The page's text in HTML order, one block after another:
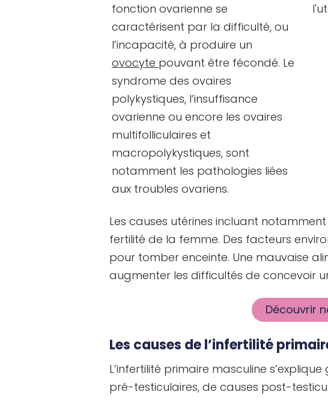
fonction ovarienne se
caractérisent par la difficulté, ou
l’incapacité, à produire un
ovocyte pouvant être fécondé. Le
syndrome des ovaires
polykystiques, l’insuffisance
ovarienne ou encore les ovaires
multifolliculaires et
macropolykystiques, sont
notamment les pathologies liées
aux troubles ovariens.
Les causes utérines incluant
fertilité de la femme. Des facteurs
pour tomber enceinte. Une mauvaise
augmenter les difficultés de concevoir
Découvrir
Les causes de l’infertilité
L’infertilité primaire masculine
pré-testiculaires, de causes post-